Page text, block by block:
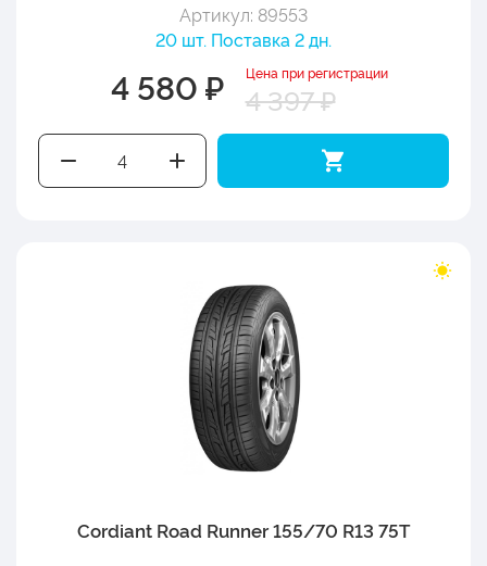
Артикул: 89553
20 шт. Поставка 2 дн.
4 580 ₽ Цена при регистрации
4 397 ₽
Cordiant Road Runner 155/70 R13 75T